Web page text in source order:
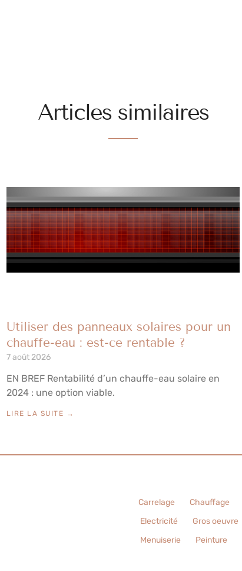
Articles similaires
Utiliser des panneaux solaires pour un
chauffe-eau : est-ce rentable ?
7 août 2026
EN BREF Rentabilité d’un chauffe-eau solaire en
2024 : une option viable.
LIRE LA SUITE →
Carrelage Chauffage
Electricité
Gros oeuvre
Menuiserie
Peinture